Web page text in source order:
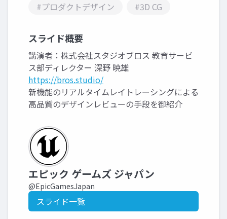
#プロダクトデザイン
#3D CG
スライド概要
講演者：株式会社スタジオブロス 教育サービ
ス部ディレクター 深野 暁雄
https://bros.studio/
新機能のリアルタイムレイトレーシングによる
高品質のデザインレビューの手段を御紹介
エピック ゲームズ ジャパン
@EpicGamesJapan
スライド一覧